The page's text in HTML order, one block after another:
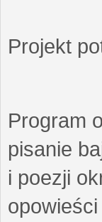
Projekt
Program
pisanie
i poezji